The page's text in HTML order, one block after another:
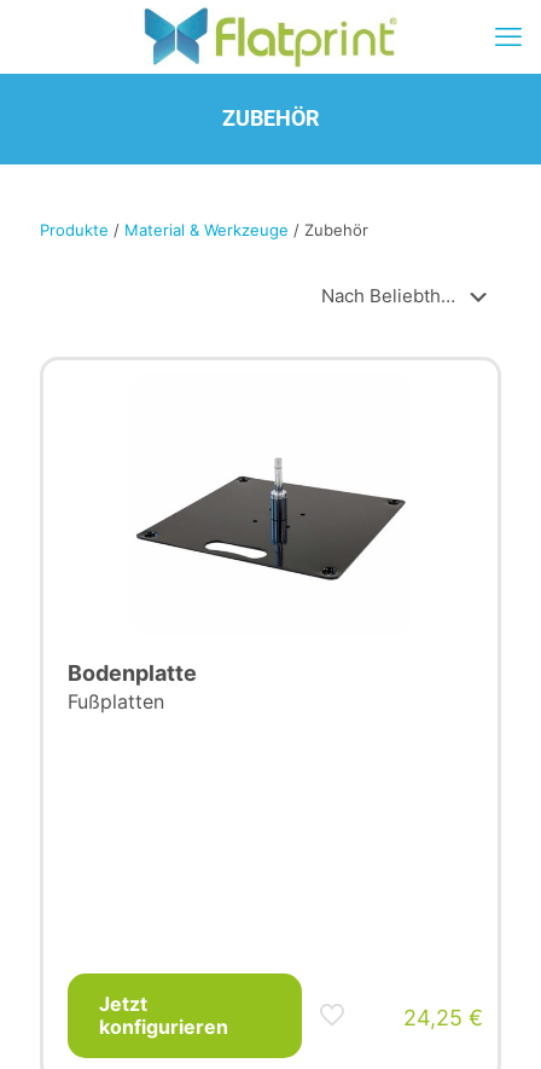
ZUBEHÖR
Produkte / Material & Werkzeuge / Zubehör
Bodenplatte
Fußplatten
24,25 €
Jetzt
konfigurieren